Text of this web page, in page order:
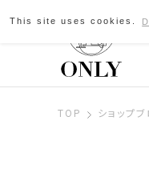
TOP ショップブ
This site uses cookies.